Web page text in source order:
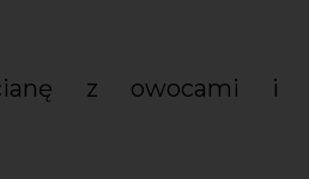
z owocami i